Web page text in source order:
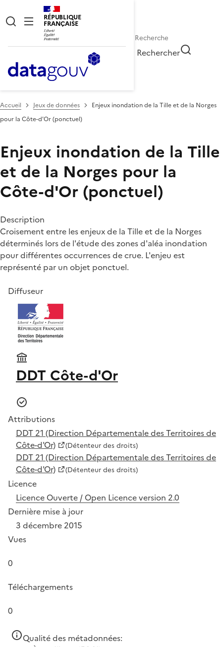
RÉPUBLIQUE
FRANÇAISE
Rechercher
Accueil Jeux de données
Enjeux inondation de la Tille et de la Norges
pour la Côte-d'Or (ponctuel)
Enjeux inondation de la Tille
et de la Norges pour la
Côte-d'Or (ponctuel)
Description
Croisement entre les enjeux de la Tille et de la Norges
déterminés lors de l'étude des zones d'aléa inondation
pour différentes occurrences de crue. L'enjeu est
représenté par un objet ponctuel.
Diffuseur
DDT Côte-d'Or
Attributions
DDT 21 (Direction Départementale des Territoires de
Côte-d'Or)
(Détenteur des droits)
DDT 21 (Direction Départementale des Territoires de
Côte-d'Or)
(Détenteur des droits)
Licence
Licence Ouverte / Open Licence version 2.0
Dernière mise à jour
3 décembre 2015
Vues
0
Téléchargements
0
Qualité des métadonnées: